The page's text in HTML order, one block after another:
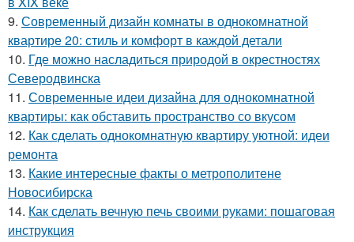
9. Современный дизайн комнаты в однокомнатной
квартире 20: стиль и комфорт в каждой детали
10. Где можно насладиться природой в окрестностях
Северодвинска
11. Современные идеи дизайна для однокомнатной
квартиры: как обставить пространство со вкусом
12. Как сделать однокомнатную квартиру уютной: идеи
ремонта
13. Какие интересные факты о метрополитене
Новосибирска
14. Как сделать вечную печь своими руками: пошаговая
инструкция